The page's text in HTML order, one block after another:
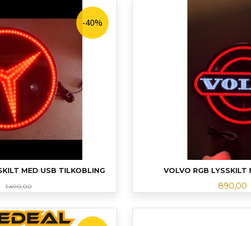
MED USB TILKOBLING
1 490,00Rabatt
-40%
VOLVO RGB LYSSKILT
Tilbud
890,00